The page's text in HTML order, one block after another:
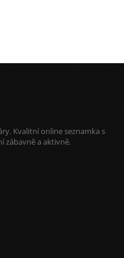
Kvalitní online seznamka s
zábavně a aktivně.